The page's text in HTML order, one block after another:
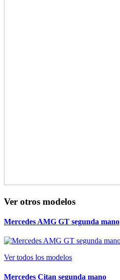
Ver otros modelos
Mercedes AMG GT segunda mano
Ver todos los modelos
Mercedes Citan segunda mano